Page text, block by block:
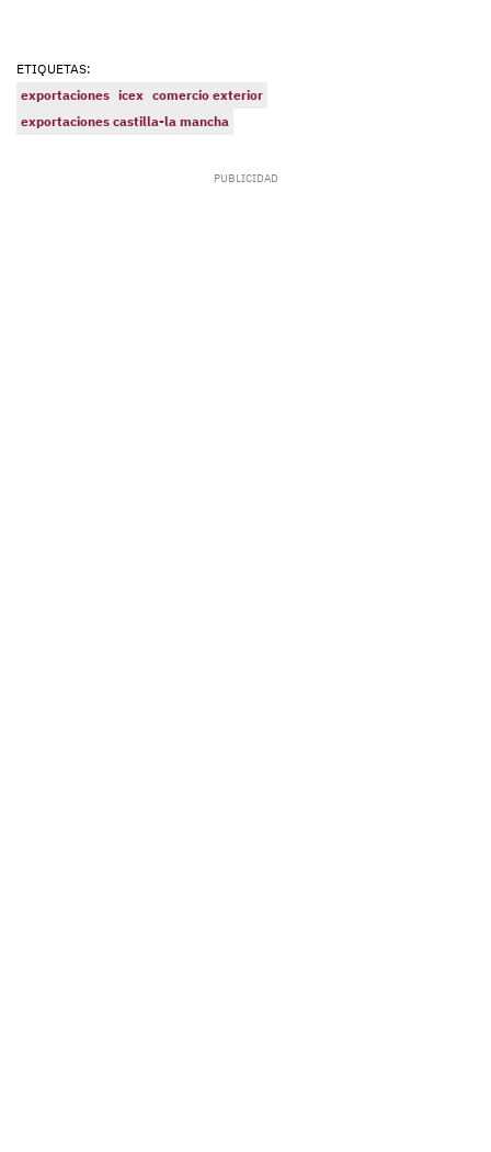
ETIQUETAS:
exportaciones icex comercio exterior
exportaciones castilla-la mancha